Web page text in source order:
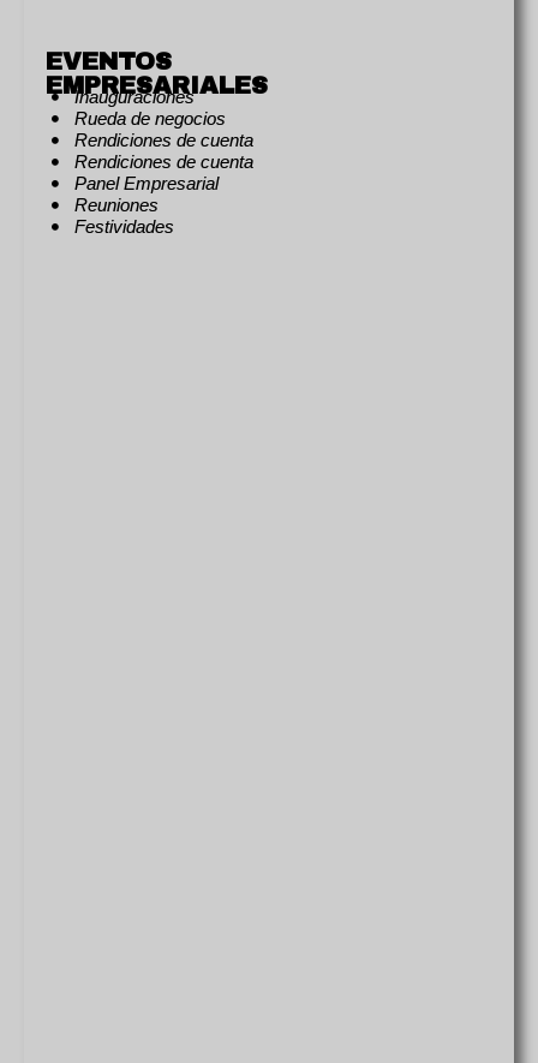
EVENTOS
EMPRESARIALES
Inauguraciones
Rueda de negocios
Rendiciones de cuenta
Rendiciones de cuenta
Panel Empresarial
Reuniones
Festividades